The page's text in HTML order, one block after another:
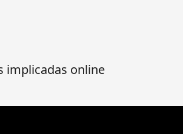
implicadas online